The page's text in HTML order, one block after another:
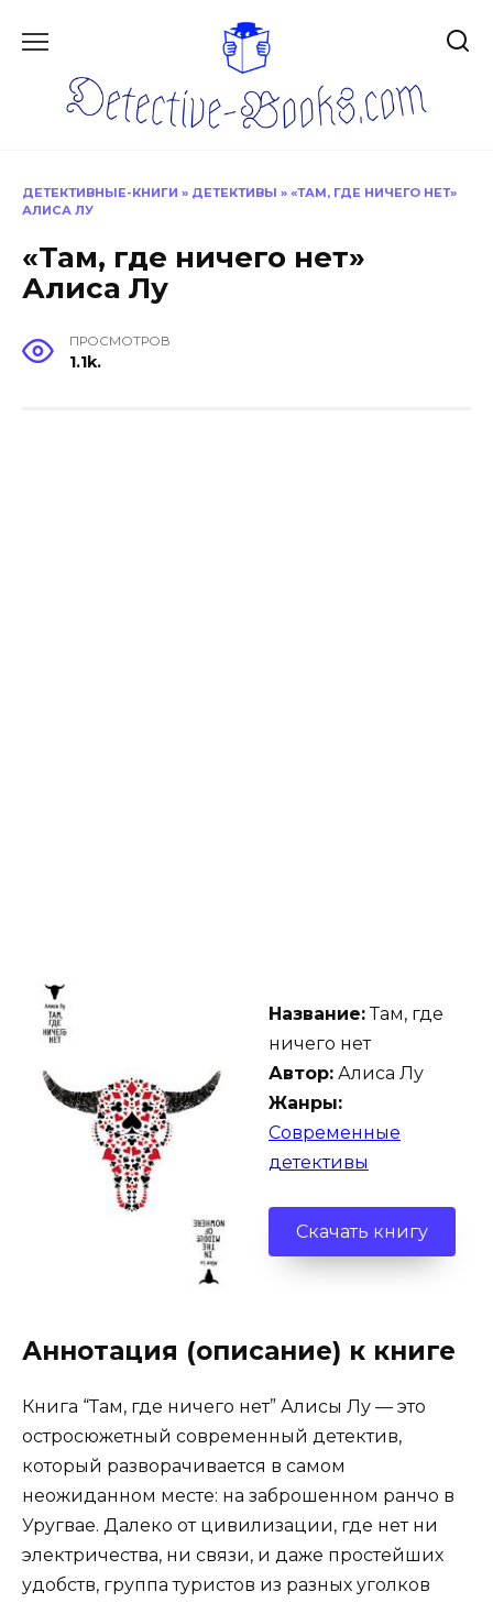
ДЕТЕКТИВНЫЕ-КНИГИ » ДЕТЕКТИВЫ » «ТАМ, ГДЕ НИЧЕГО НЕТ»
АЛИСА ЛУ
«Там, где ничего нет»
Алиса Лу
ПРОСМОТРОВ
1.1k.
Название:Там, где
ничего нет
Автор: Алиса Лу
Жанры:
Современные
детективы
Скачать книгу
Аннотация (описание) к книге
Книга “Там, где ничего нет” Алисы Лу — это
остросюжетный современный детектив,
который разворачивается в самом
неожиданном месте: на заброшенном ранчо в
Уругвае. Далеко от цивилизации, где нет ни
электричества, ни связи, и даже простейших
удобств, группа туристов из разных уголков